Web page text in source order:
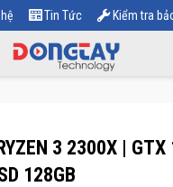
hệ Tin Tức Kiểm tra
3 2300X | GTX
128GB